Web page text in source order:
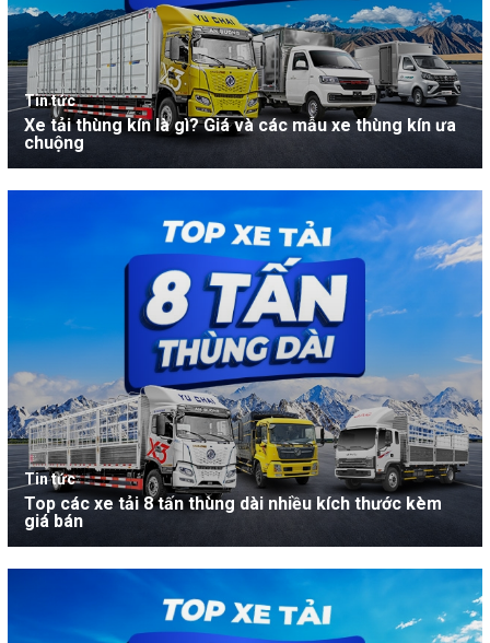
Tin tức
Xe tải thùng kín là gì? Giá và các mẫu xe thùng kín ưa
chuộng
Tin tức
Top các xe tải 8 tấn thùng dài nhiều kích thước kèm
giá bán